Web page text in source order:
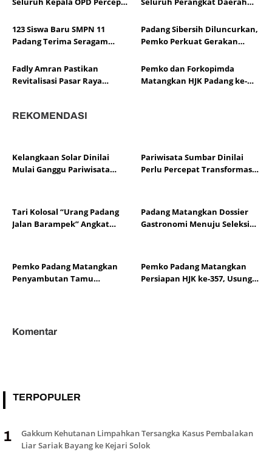
Padang
Kecamatan
123 Siswa Baru SMPN 11
Padang Terima Seragam
Padang Juara
Padang Sibersih Diluncurkan,
Pemko Perkuat Gerakan
RT/RW
Fadly Amran Pastikan
Revitalisasi Pasar Raya
Pemko dan Forkopimda
Matangkan HJK Padang ke-
REKOMENDASI
Kelangkaan Solar Dinilai
Mulai Ganggu Pariwisata
Pariwisata Sumbar Dinilai
Perlu Percepat Transformasi
Tari Kolosal “Urang Padang
Jalan Barampek” Angkat
Padang Matangkan Dossier
Gastronomi Menuju Seleksi
Pemko Padang Matangkan
Penyambutan Tamu
Pemko Padang Matangkan
Persiapan HJK ke-357, Usung
Komentar
TERPOPULER
1
Gakkum Kehutanan Limpahkan Tersangka Kasus Pembalakan
Liar Sariak Bayang ke Kejari Solok